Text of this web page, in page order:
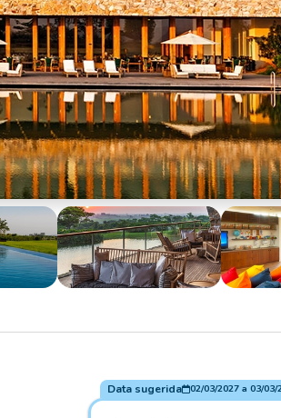
Data sugerida 02/03/2027a 03/03/